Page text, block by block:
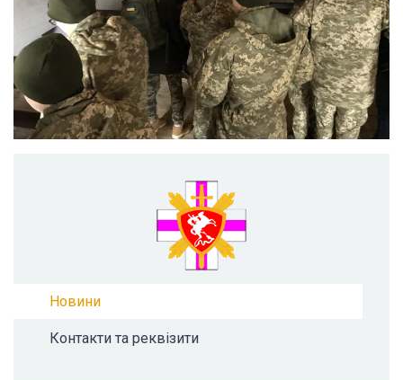
Новини
Контакти та реквізити